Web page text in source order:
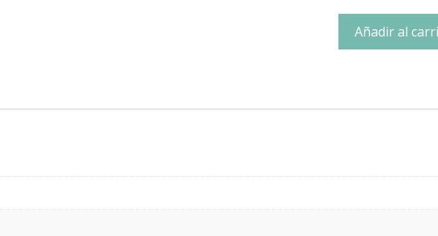
Añadir al